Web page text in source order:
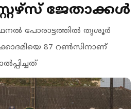
ജേതാക്കൾ
പോരാട്ടത്തിൽ തൃശൂർ
87 റൺസിനാണ്